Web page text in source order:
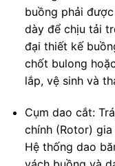
buồng phải
dày để chịu tải
đại thiết kế
chốt bulong
lắp, vệ sinh và
Cụm dao cắt:
chính (Rotor)
Hệ thống dao